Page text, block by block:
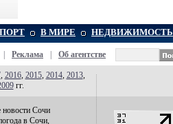
В МИРЕ НЕДВИЖИМОСТЬ
Реклама
Об агентстве
, 2016, 2015, 2014, 2013,
гг.
Сочи
в Сочи,